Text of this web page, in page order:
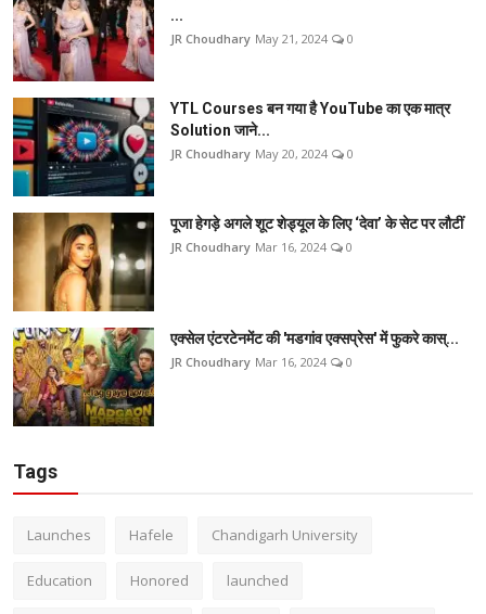
...
JR Choudhary May 21, 2024 0
YTL Courses बन गया है YouTube का एक मात्र
Solution जाने...
JR Choudhary May 20, 2024 0
पूजा हेगड़े अगले शूट शेड्यूल के लिए ‘देवा’ के सेट पर लौटीं
JR Choudhary Mar 16, 2024 0
एक्सेल एंटरटेनमेंट की 'मडगांव एक्सप्रेस' में फुकरे कास्...
JR Choudhary Mar 16, 2024 0
Tags
Launches Hafele Chandigarh University
Education Honored launched